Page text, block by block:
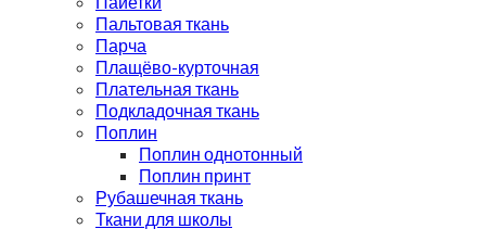
Пальтовая ткань
Парча
Плащёво-курточная
Плательная ткань
Подкладочная ткань
Поплин
Поплин однотонный
Поплин принт
Рубашечная ткань
Ткани для школы